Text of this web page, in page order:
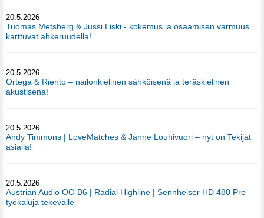
20.5.2026
Tuomas Metsberg & Jussi Liski - kokemus ja osaamisen varmuus
karttuvat ahkeruudella!
20.5.2026
Ortega & Riento – nailonkielinen sähköisenä ja teräskielinen
akustisena!
20.5.2026
Andy Timmons | LoveMatches & Janne Louhivuori – nyt on Tekijät
asialla!
20.5.2026
Austrian Audio OC-B6 | Radial Highline | Sennheiser HD 480 Pro –
työkaluja tekevälle